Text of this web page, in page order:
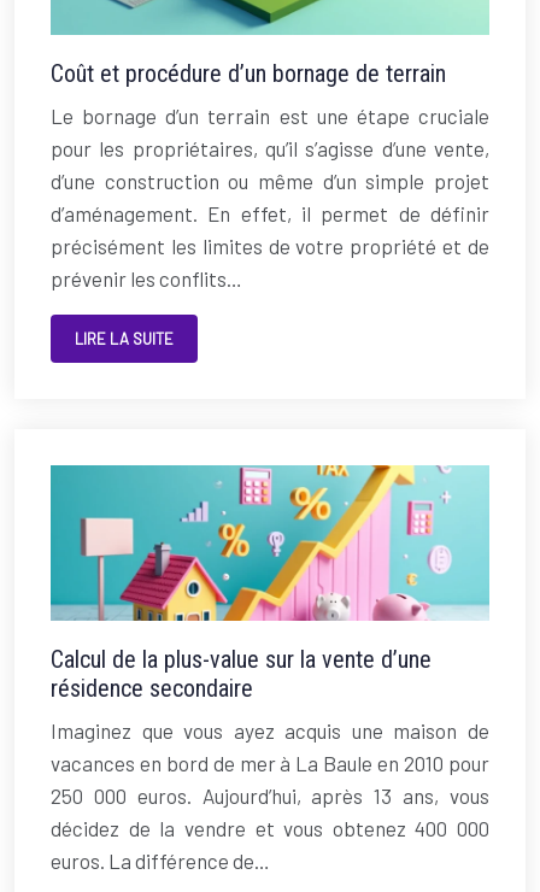
Coût et procédure d’un bornage de terrain
Le bornage d’un terrain est une étape cruciale
pour les propriétaires, qu’il s’agisse d’une vente,
d’une construction ou même d’un simple projet
d’aménagement. En effet, il permet de définir
précisément les limites de votre propriété et de
prévenir les conflits…
LIRE LA SUITE
Calcul de la plus-value sur la vente d’une
résidence secondaire
Imaginez que vous ayez acquis une maison de
vacances en bord de mer à La Baule en 2010 pour
250 000 euros. Aujourd’hui, après 13 ans, vous
décidez de la vendre et vous obtenez 400 000
euros. La différence de…